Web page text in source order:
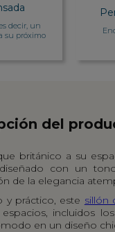
decir, un
su próximo
del
británico a su
con un
de la elegancia
y práctico, este sillón
incluidos
en un diseño